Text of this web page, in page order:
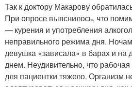
Так к доктору Макарову
При опросе выяснилось, что
— курения и употребления
неправильного режима дня.
девушка «зависала» в барах и на
днем. Неудивительно, что
для пациентки тяжело. Организм